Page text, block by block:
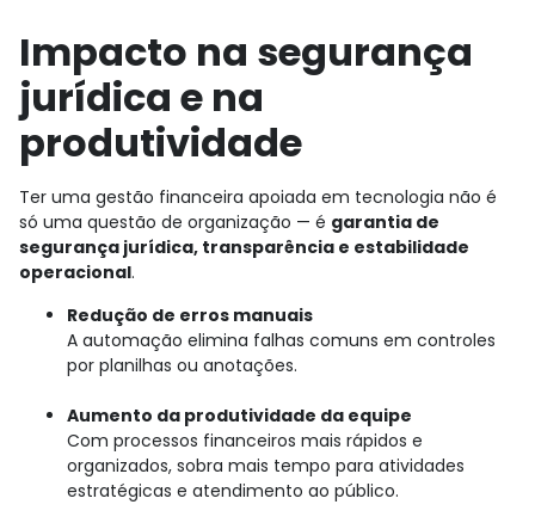
Impacto na segurança
jurídica e na
produtividade
Ter uma gestão financeira apoiada em tecnologia não é
só uma questão de organização — é garantia de
segurança jurídica, transparência e estabilidade
operacional.
Redução de erros manuais
A automação elimina falhas comuns em controles
por planilhas ou anotações.
Aumento da produtividade da equipe
Com processos financeiros mais rápidos e
organizados, sobra mais tempo para atividades
estratégicas e atendimento ao público.